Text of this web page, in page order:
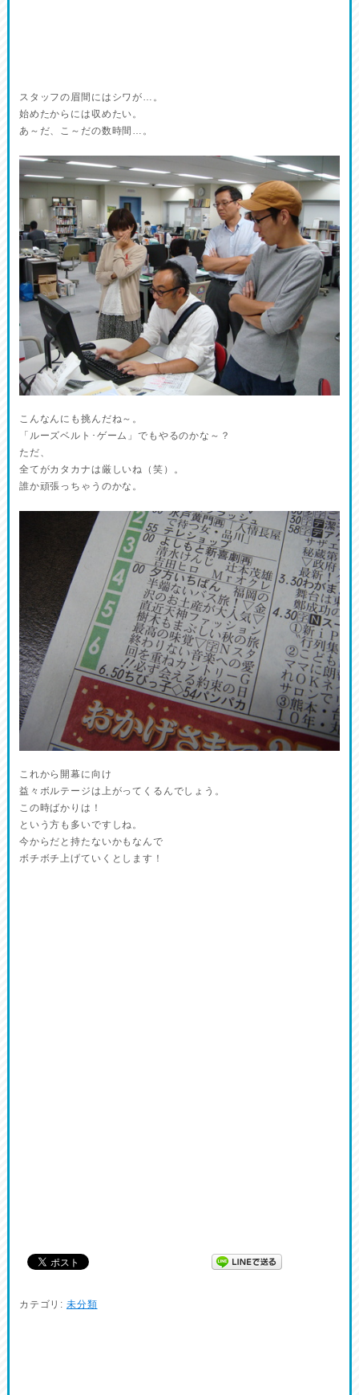
スタッフの眉間にはシワが…。
始めたからには収めたい。
あ～だ、こ～だの数時間…。
こんなんにも挑んだね～。
「ルーズベルト･ゲーム」でもやるのかな～？
ただ、
全てがカタカナは厳しいね（笑）。
誰か頑張っちゃうのかな。
これから開幕に向け
益々ボルテージは上がってくるんでしょう。
この時ばかりは！
という方も多いですしね。
今からだと持たないかもなんで
ボチボチ上げていくとします！
カテゴリ: 未分類